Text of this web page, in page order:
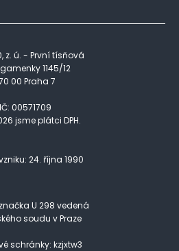
z. ú. - První tísňová
1145/12
00 Praha 7
IČ: 00571709
jsme plátci DPH.
24. října 1990
U 298 vedená
soudu v Praze
schránky: kzjxtw3